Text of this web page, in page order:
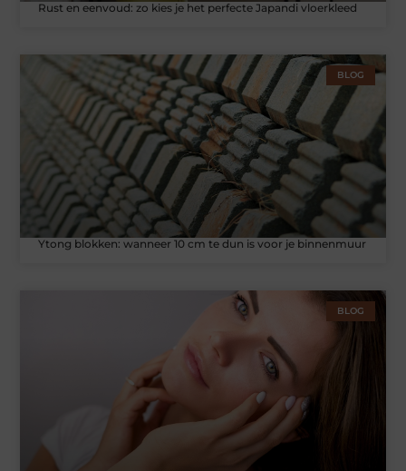
Rust en eenvoud: zo kies je het perfecte Japandi vloerkleed
BLOG
Ytong blokken: wanneer 10 cm te dun is voor je binnenmuur
BLOG